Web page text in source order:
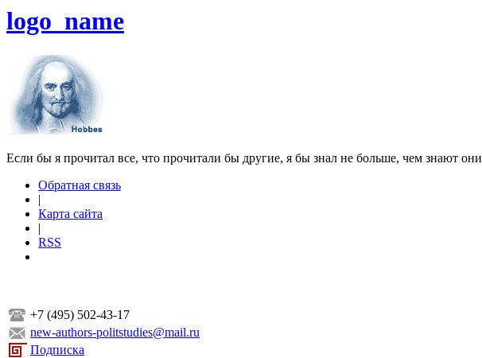
logo_name
Если бы я прочитал все, что прочитали бы другие, я бы знал не больше, чем знают они
Обратная связь
|
Карта сайта
|
RSS
+7 (495) 502-43-17
new-authors-politstudies@mail.ru
Подписка